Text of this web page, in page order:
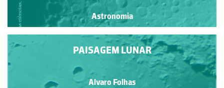
Astronomia
PAISAGEM LUNAR
Alvaro Folhas